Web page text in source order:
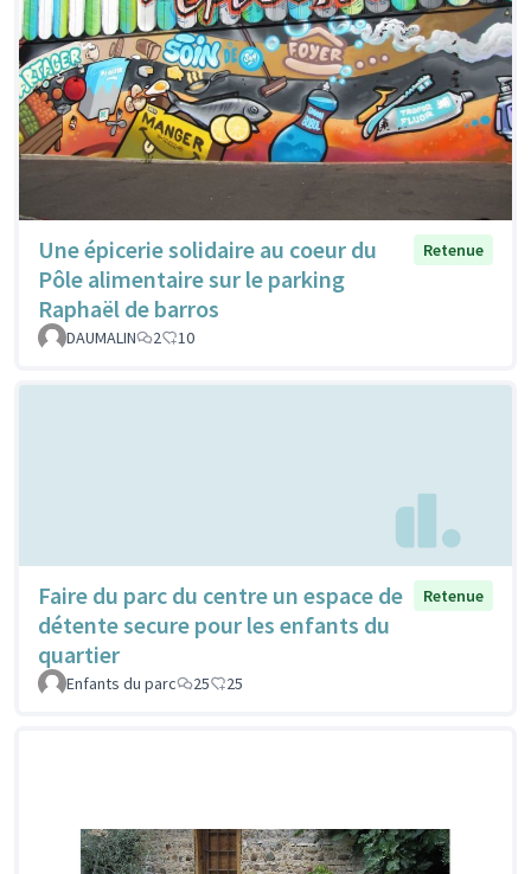
Une épicerie solidaire au coeur du
Pôle alimentaire sur le parking
Raphaël de barros
Retenue
DAUMALIN 2 10
Faire du parc du centre un espace de
détente secure pour les enfants du
quartier
Retenue
Enfants du parc 25 25